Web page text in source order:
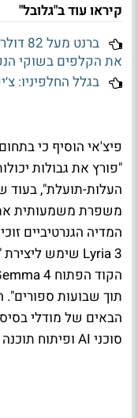
קיראו עוד ב"גלובל"
ברנט
את הקלפים בשוקי
בגלל החלפיניו:
פיצ'אי הוסיף כי
"פורץ את גבולות
משפרת משמעותית את
המדיה הגנרטיביים
תוך שבועות ספורים".
הבאים של מודלי
סוכני AI ופיתוח תוכנה מבוסס סוכנים".